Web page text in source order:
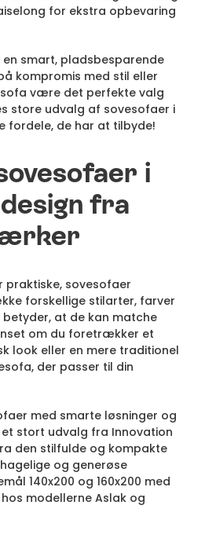
for ekstra opbevaring
en smart, pladsbesparende
kompromis med stil eller
være det perfekte valg
store udvalg af sovesofaer i
fordele, de har at tilbyde!
i
fra
praktiske, sovesofaer
forskellige stilarter, farver
at de kan matche
om du foretrækker et
look eller en mere traditionel
der passer til din
med smarte løsninger og
stort udvalg fra Innovation
den stilfulde og kompakte
og generøse
140x200 og 160x200 med
modellerne Aslak og